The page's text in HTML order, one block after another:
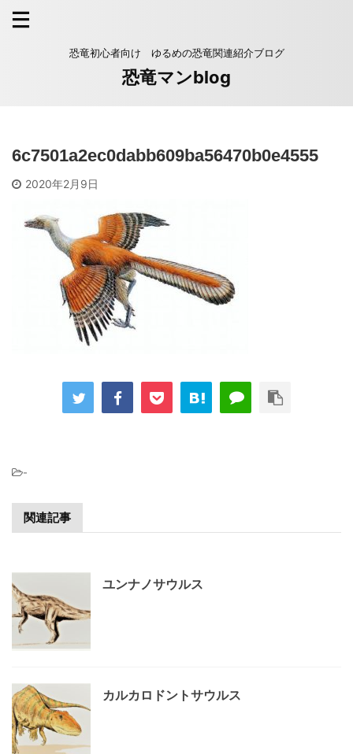
恐竜初心者向け ゆるめの恐竜関連紹介ブログ
恐竜マンblog
6c7501a2ec0dabb609ba56470b0e4555
2020年2月9日
-
関連記事
ユンナノサウルス
カルカロドントサウルス